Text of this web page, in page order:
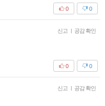
0
0
신고 | 공감 확인
0
0
신고 | 공감 확인